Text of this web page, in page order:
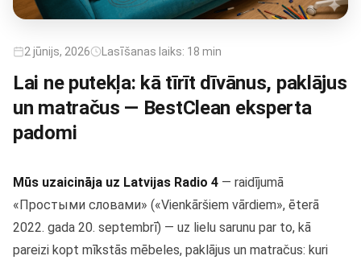
2 jūnijs, 2026 Lasīšanas laiks: 18 min
Lai ne putekļa: kā tīrīt dīvānus, paklājus
un matračus — BestClean eksperta
padomi
Mūs uzaicināja uz Latvijas Radio 4 — raidījumā
«Простыми словами» («Vienkāršiem vārdiem», ēterā
2022. gada 20. septembrī) — uz lielu sarunu par to, kā
pareizi kopt mīkstās mēbeles, paklājus un matračus: kuri